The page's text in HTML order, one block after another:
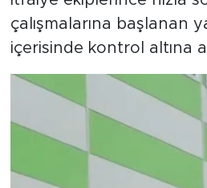
çalışmalarına başlanan
içerisinde kontrol altına